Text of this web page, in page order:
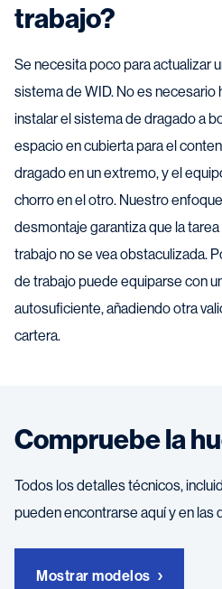
trabajo?
Se necesita poco para actualizar
sistema de WID. No es necesario
instalar el sistema de dragado a
espacio en cubierta para el
dragado en un extremo, y el
chorro en el otro. Nuestro
desmontaje garantiza que la
trabajo no se vea obstaculizada.
de trabajo puede equiparse con
autosuficiente, añadiendo otra
cartera.
Compruebe la
Todos los detalles técnicos,
pueden encontrarse aquí y en las
Mostrar modelos